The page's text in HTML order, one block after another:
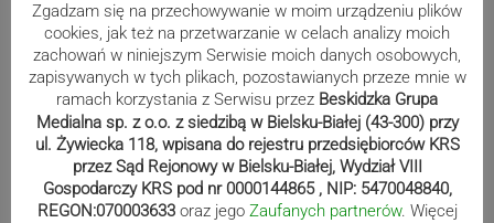
Sport
Zaczęli fatalnie, skończyli
znakomicie. Spójnia pokonuje Piasta
| ZDJĘCIA
Zgadzam się na przechowywanie w moim urządzeniu plików
cookies, jak też na przetwarzanie w celach analizy moich
zachowań w niniejszym Serwisie moich danych osobowych,
zapisywanych w tych plikach, pozostawianych przeze mnie w
ramach korzystania z Serwisu przez Beskidzka Grupa
Medialna sp. z o.o. z siedzibą w Bielsku-Białej (43-300) przy
ul. Żywiecka 118, wpisana do rejestru przedsiębiorców KRS
przez Sąd Rejonowy w Bielsku-Białej, Wydział VIII
Gospodarczy KRS pod nr 0000144865 , NIP: 5470048840,
REGON:070003633 oraz jego Zaufanych partnerów. Więcej